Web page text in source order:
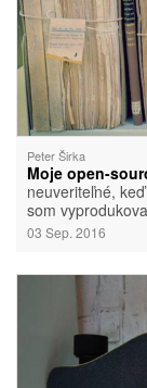
Peter Širka
Moje open-
neuveriteľné,
som
03 Sep. 2016